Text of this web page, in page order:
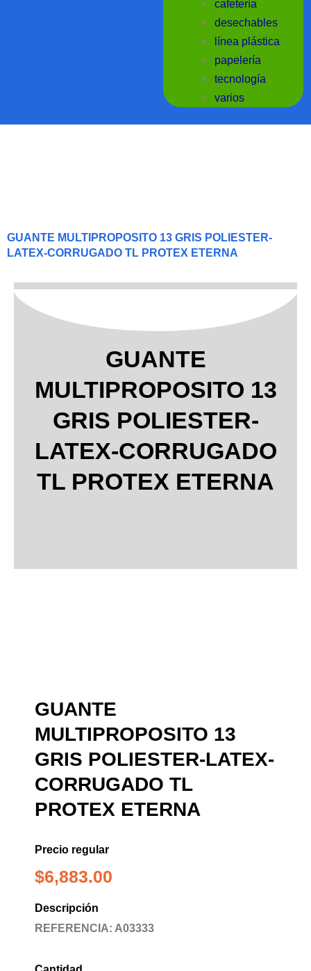
cafetería
desechables
línea plástica
papelería
tecnología
varios
GUANTE MULTIPROPOSITO 13 GRIS POLIESTER-
LATEX-CORRUGADO TL PROTEX ETERNA
GUANTE
MULTIPROPOSITO 13
GRIS POLIESTER-
LATEX-CORRUGADO
TL PROTEX ETERNA
GUANTE
MULTIPROPOSITO 13
GRIS POLIESTER-LATEX-
CORRUGADO TL
PROTEX ETERNA
Precio regular
$6,883.00
Descripción
REFERENCIA: A03333